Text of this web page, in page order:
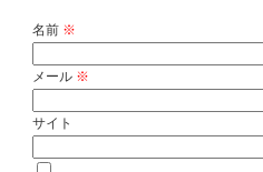
名前 ※
メール ※
サイト